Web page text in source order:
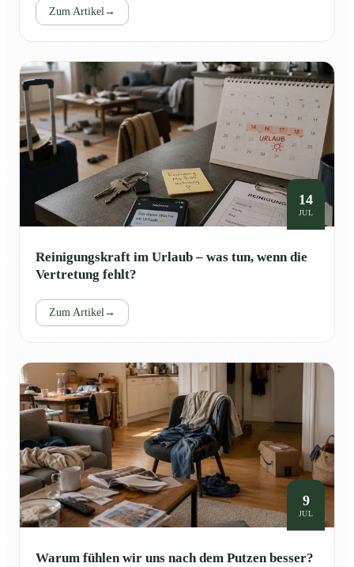
Zum Artikel→
14
JUL
Reinigungskraft im Urlaub – was tun, wenn die
Vertretung fehlt?
Zum Artikel→
9
JUL
Warum fühlen wir uns nach dem Putzen besser?